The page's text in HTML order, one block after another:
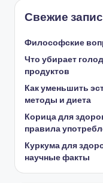
Свежие
Философские
Что убирает
продуктов
Как уменьшить
методы и диета
Корица для
правила
Куркума для
научные факты